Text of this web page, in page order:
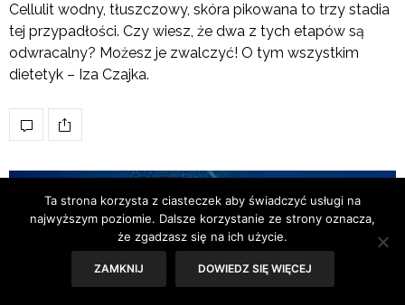
Cellulit wodny, tłuszczowy, skóra pikowana to trzy stadia
tej przypadłości. Czy wiesz, że dwa z tych etapów są
odwracalny? Możesz je zwalczyć! O tym wszystkim
dietetyk – Iza Czajka.
Ta strona korzysta z ciasteczek aby świadczyć usługi na
najwyższym poziomie. Dalsze korzystanie ze strony oznacza,
że zgadzasz się na ich użycie.
ZAMKNIJ DOWIEDZ SIĘ WIĘCEJ